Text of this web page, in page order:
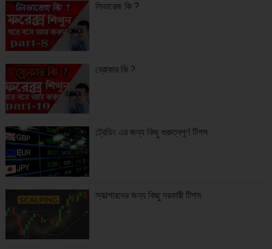
লিভারেজ কি ?
ব্রোকার কি ?
ট্রেডিং এর জন্য কিছু গুরুত্বপূর্ণ টিপস
স্কাল্পারদের জন্য কিছু দরকারী টিপস